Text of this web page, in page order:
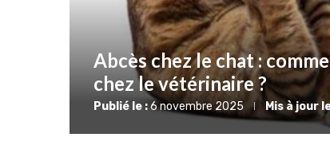
Abcès chez le chat :
chez le vétérinaire ?
Publié le :6 novembre 2025 Mis à jour